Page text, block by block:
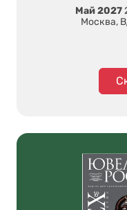
Май 2027
Москва,